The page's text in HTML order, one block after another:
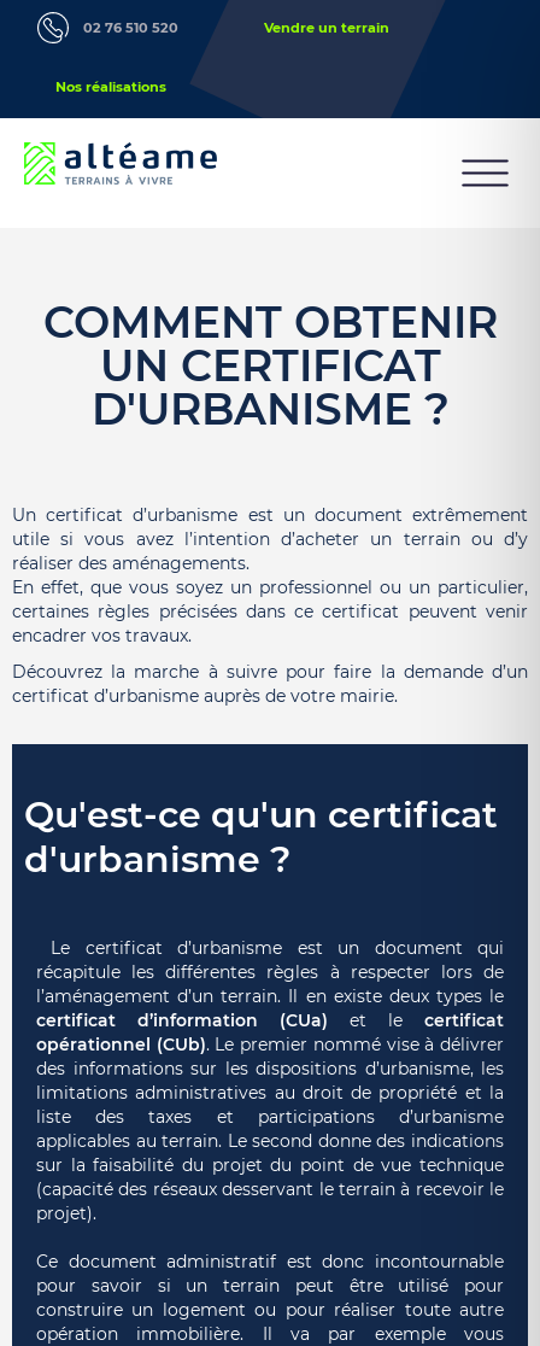
02 76 510 520 Vendre un terrain
Nos réalisations
COMMENT OBTENIR
UN CERTIFICAT
D'URBANISME ?
Un certificat d’urbanisme est un document extrêmement
utile si vous avez l’intention d’acheter un terrain ou d’y
réaliser des aménagements.
En effet, que vous soyez un professionnel ou un particulier,
certaines règles précisées dans ce certificat peuvent venir
encadrer vos travaux.
Découvrez la marche à suivre pour faire la demande d’un
certificat d’urbanisme auprès de votre mairie.
Qu'est-ce qu'un certificat
d'urbanisme ?
Le certificat d’urbanisme est un document qui
récapitule les différentes règles à respecter lors de
l’aménagement d’un terrain. Il en existe deux types le
certificat d’information (CUa) et le certificat
opérationnel (CUb). Le premier nommé vise à délivrer
des informations sur les dispositions d’urbanisme, les
limitations administratives au droit de propriété et la
liste des taxes et participations d’urbanisme
applicables au terrain. Le second donne des indications
sur la faisabilité du projet du point de vue technique
(capacité des réseaux desservant le terrain à recevoir le
projet).
Ce document administratif est donc incontournable
pour savoir si un terrain peut être utilisé pour
construire un logement ou pour réaliser toute autre
opération immobilière. Il va par exemple vous